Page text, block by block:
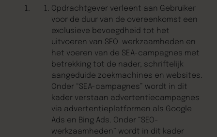
Opdrachtgever verleent aan Gebruiker
voor de duur van de overeenkomst een
exclusieve bevoegdheid tot het
uitvoeren van SEO-werkzaamheden en
het voeren van de SEA-campagnes met
betrekking tot de nader, schriftelijk
aangeduide zoekmachines en websites.
Onder “SEA-campagnes” wordt in dit
kader verstaan advertentiecampagnes
via advertentieplatformen als Google
Ads en Bing Ads. Onder “SEO-
werkzaamheden” wordt in dit kader